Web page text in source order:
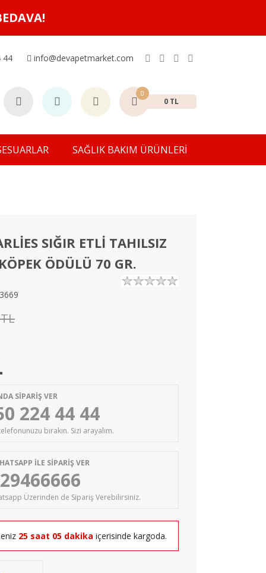
44 info@devapetmarket.com
0
0 TL
SAĞLIK BAKIM ÜRÜNLERİ
SIĞIR ETLİ TAHILSIZ
ÖDÜLÜ 70 GR.
SİPARİŞ VER
224 44 44
bırakın. Sizi arayalım.
İLE SİPARİŞ VER
Üzerinden de Sipariş Verebilirsiniz.
25 saat 05 dakika içerisinde kargoda.